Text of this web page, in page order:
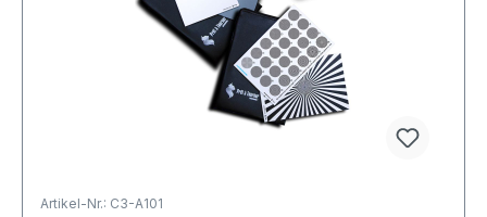
Artikel-Nr.: C3-A101